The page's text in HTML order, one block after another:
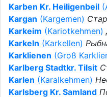
Karben Kr. Heiligenbeil
Kargan (Kargemen)
Karkeim (Kariotkehmen)
Karkeln (Karkellen)
Karklienen (Groß
Karlberg Stadtkr. Tilsit
Karlen (Karalkehmen)
Karlsberg Kr. Samland